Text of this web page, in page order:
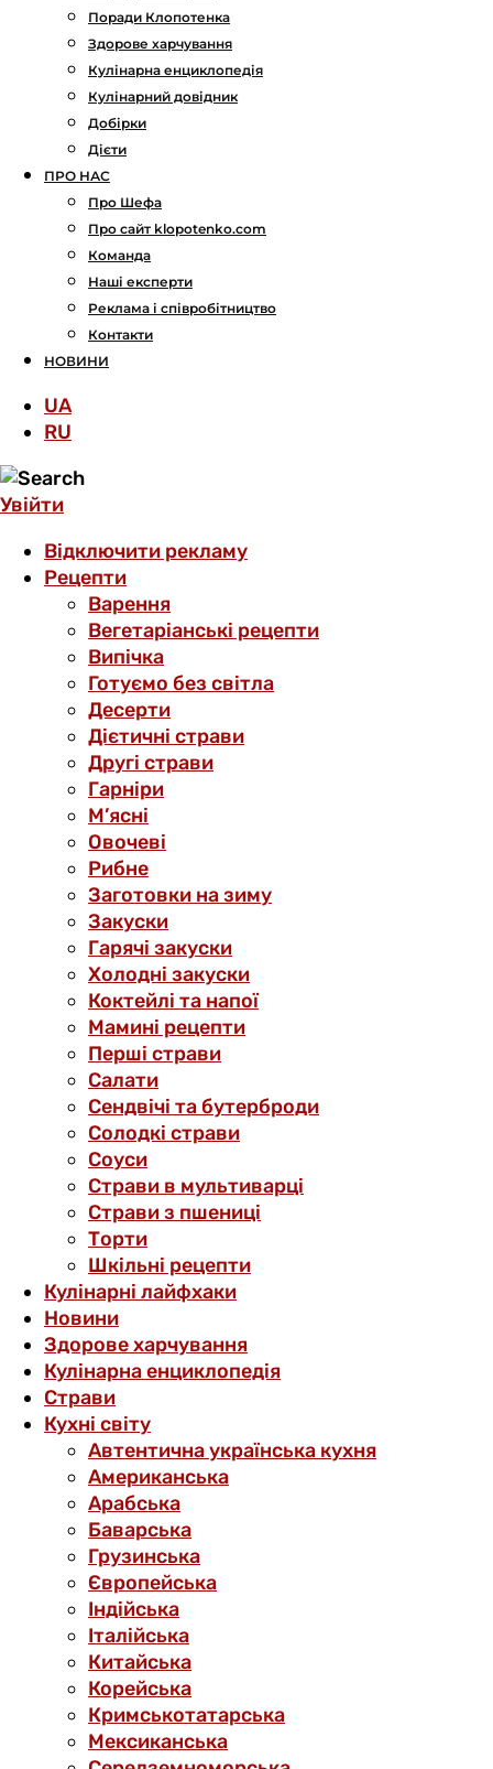
Поради Клопотенка
Здорове харчування
Кулінарна енциклопедія
Кулінарний довідник
Добірки
Дієти
ПРО НАС
Про Шефа
Про сайт klopotenko.com
Команда
Наші експерти
Реклама і співробітництво
Контакти
НОВИНИ
UA
RU
Увійти
Відключити рекламу
Рецепти
Варення
Вегетаріанські рецепти
Випічка
Готуємо без світла
Десерти
Дієтичні страви
Другі страви
Гарніри
М’ясні
Овочеві
Рибне
Заготовки на зиму
Закуски
Гарячі закуски
Холодні закуски
Коктейлі та напої
Мамині рецепти
Перші страви
Салати
Сендвічі та бутерброди
Солодкі страви
Соуси
Страви в мультиварці
Страви з пшениці
Торти
Шкільні рецепти
Кулінарні лайфхаки
Новини
Здорове харчування
Кулінарна енциклопедія
Страви
Кухні світу
Автентична українська кухня
Американська
Арабська
Баварська
Грузинська
Європейська
Індійська
Італійська
Китайська
Корейська
Кримськотатарська
Мексиканська